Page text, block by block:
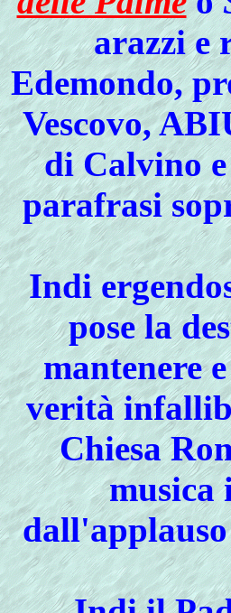
arazzi e
Edemondo,
Vescovo,
di Calvino
parafrasi
Indi
pose la
mantenere
verità
Chiesa
musica